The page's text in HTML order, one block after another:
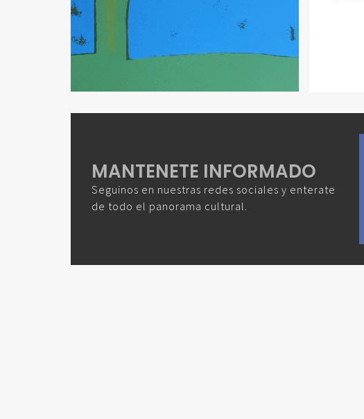
MANTENETE INFORMADO
Seguinos en nuestras redes sociales y enterate
de todo el panorama cultural.